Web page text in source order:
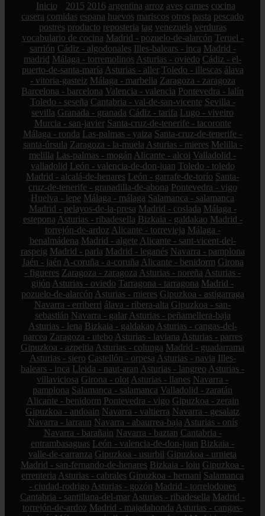
Inicio 2015 2016 argentina arroz aves carnes cocina
casera comidas espana huevos mariscos otros pasta pescado
postres producto reposteria tag venezuela verduras
vocabulario de cocina Madrid - pozuelo-de-alarcón Teruel -
sarrión Cádiz - algodonales Illes-balears - inca Madrid -
madrid Málaga - torremolinos Asturias - oviedo Cádiz - el-
puerto-de-santa-maría Asturias - aller Toledo - illescas álava
- vitoria-gasteiz Málaga - marbella Zaragoza - zaragoza
Barcelona - barcelona Valencia - valencia Pontevedra - lalín
Toledo - seseña Cantabria - val-de-san-vicente Sevilla -
sevilla Granada - granada Cádiz - tarifa Lugo - viveiro
Murcia - san-javier Santa-cruz-de-tenerife - tacoronte
Málaga - ronda Las-palmas - yaiza Santa-cruz-de-tenerife -
santa-úrsula Zaragoza - la-muela Asturias - mieres Melilla -
melilla Las-palmas - mogán Alicante - alcoi Valladolid -
valladolid León - valencia-de-don-juan Toledo - toledo
Madrid - alcalá-de-henares León - garrafe-de-torío Santa-
cruz-de-tenerife - granadilla-de-abona Pontevedra - vigo
Huelva - lepe Málaga - málaga Salamanca - salamanca
Madrid - pelayos-de-la-presa Madrid - coslada Málaga -
estepona Asturias - ribadesella Bizkaia - galdakao Madrid -
torrejón-de-ardoz Alicante - torrevieja Málaga -
benalmádena Madrid - algete Alicante - sant-vicent-del-
raspeig Madrid - parla Madrid - leganés Navarra - pamplona
Jaén - jaén A-coruña - a-coruña Alicante - benidorm Girona
- figueres Zaragoza - zaragoza Asturias - noreña Asturias -
gijón Asturias - oviedo Tarragona - tarragona Madrid -
pozuelo-de-alarcón Asturias - mieres Gipuzkoa - astigarraga
Navarra - erriberri álava - ribera-alta Gipuzkoa - san-
sebastián Navarra - galar Asturias - peñamellera-baja
Asturias - lena Bizkaia - galdakao Asturias - cangas-del-
narcea Zaragoza - utebo Asturias - laviana Asturias - parres
Gipuzkoa - azpeitia Asturias - colunga Madrid - guadarrama
Asturias - siero Castellón - orpesa Asturias - navia Illes-
balears - inca Lleida - naut-aran Asturias - langreo Asturias -
villaviciosa Girona - olot Asturias - llanes Navarra -
pamplona Salamanca - salamanca Valladolid - zaratán
Alicante - benidorm Pontevedra - vigo Gipuzkoa - zerain
Gipuzkoa - andoain Navarra - valtierra Navarra - gesalatz
Navarra - larraun Navarra - abaurrea-baja Asturias - onís
Navarra - barañain Navarra - baztan Cantabria -
entrambasaguas León - valencia-de-don-juan Bizkaia -
valle-de-carranza Gipuzkoa - usurbil Gipuzkoa - urnieta
Madrid - san-fernando-de-henares Bizkaia - loiu Gipuzkoa -
errenteria Asturias - cabrales Gipuzkoa - hernani Salamanca
- ciudad-rodrigo Asturias - gozón Madrid - torrelodones
Cantabria - santillana-del-mar Asturias - ribadesella Madrid -
torrejón-de-ardoz Madrid - majadahonda Asturias - cangas-